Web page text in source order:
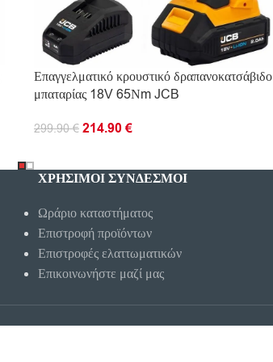
Επαγγελματικό κρουστικό δραπανοκατσάβιδο
μπαταρίας 18V 65Νm JCB
299.90€ 214.90€
ΧΡΗΣΙΜΟΙ ΣΥΝΔΕΣΜΟΙ
Ωράριο καταστήματος
Επιστροφή προϊόντων
Επιστροφές ελαττωματικών
Επικοινωνήστε μαζί μας